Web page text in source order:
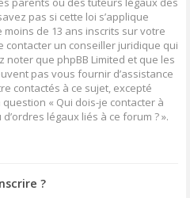
pas si cette loi s’applique
de 13 ans inscrits sur votre
contacter un conseiller juridique qui
que phpBB Limited et que les
pas vous fournir d’assistance
contactés à ce sujet, excepté
« Qui dois-je contacter à
légaux liés à ce forum ? ».
?